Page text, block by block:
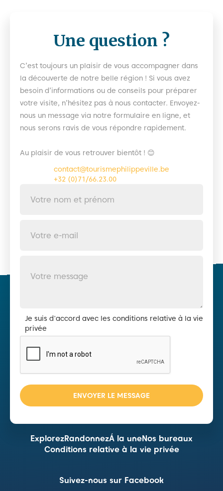
Une question ?
C’est toujours un plaisir de vous accompagner dans
la découverte de notre belle région ! Si vous avez
besoin d’informations ou de conseils pour préparer
votre visite, n’hésitez pas à nous contacter. Envoyez-
nous un message via notre formulaire en ligne, et
nous serons ravis de vous répondre rapidement.
Au plaisir de vous retrouver bientôt ! 😊
contact@tourismephilippeville.be
+32 (0)71/66.23.00
Je suis d'accord avec les conditions relative à la vie
privée
ExplorezRandonnezÁ la uneNos bureaux
Conditions relative à la vie privée
Suivez-nous sur Facebook